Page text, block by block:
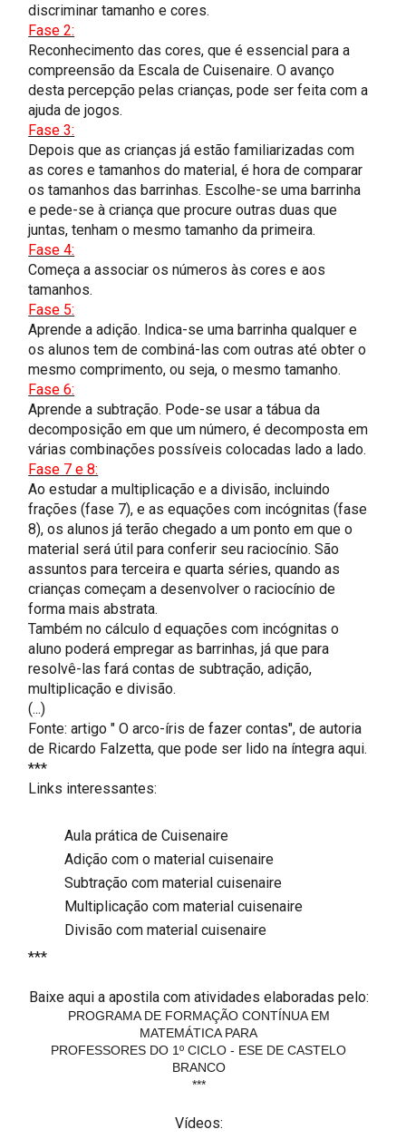
discriminar tamanho e cores.
Fase 2:
Reconhecimento das cores, que é essencial para a
compreensão da Escala de Cuisenaire. O avanço
desta percepção pelas crianças, pode ser feita com a
ajuda de jogos.
Fase 3:
Depois que as crianças já estão familiarizadas com
as cores e tamanhos do material, é hora de comparar
os tamanhos das barrinhas. Escolhe-se uma barrinha
e pede-se à criança que procure outras duas que
juntas, tenham o mesmo tamanho da primeira.
Fase 4:
Começa a associar os números às cores e aos
tamanhos.
Fase 5:
Aprende a adição. Indica-se uma barrinha qualquer e
os alunos tem de combiná-las com outras até obter o
mesmo comprimento, ou seja, o mesmo tamanho.
Fase 6:
Aprende a subtração. Pode-se usar a tábua da
decomposição em que um número, é decomposta em
várias combinações possíveis colocadas lado a lado.
Fase 7 e 8:
Ao estudar a multiplicação e a divisão, incluindo
frações (fase 7), e as equações com incógnitas (fase
8), os alunos já terão chegado a um ponto em que o
material será útil para conferir seu raciocínio. São
assuntos para terceira e quarta séries, quando as
crianças começam a desenvolver o raciocínio de
forma mais abstrata.
Também no cálculo d equações com incógnitas o
aluno poderá empregar as barrinhas, já que para
resolvê-las fará contas de subtração, adição,
multiplicação e divisão.
(...)
Fonte: artigo " O arco-íris de fazer contas", de autoria
de Ricardo Falzetta, que pode ser lido na íntegraaqui.
***
Links interessantes:
Aula prática de Cuisenaire
Adição com o material cuisenaire
Subtração com material cuisenaire
Multiplicação com material cuisenaire
Divisão com material cuisenaire
***
Baixe aqui a apostila com atividades elaboradas pelo:
PROGRAMA DE FORMAÇÃO CONTÍNUA EM
MATEMÁTICA PARA
PROFESSORES DO 1º CICLO - ESE DE CASTELO
BRANCO
***
Vídeos: